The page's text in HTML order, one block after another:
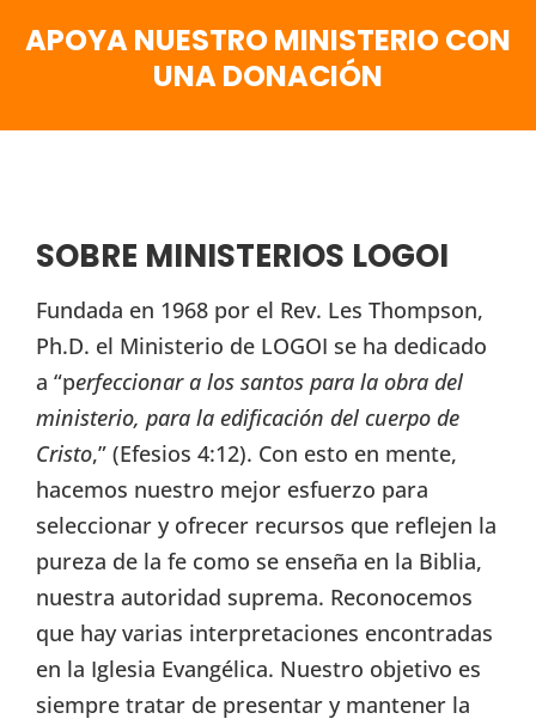
APOYA NUESTRO MINISTERIO CON
UNA DONACIÓN
SOBRE MINISTERIOS LOGOI
Fundada en 1968 por el Rev. Les Thompson,
Ph.D. el Ministerio de LOGOI se ha dedicado
a “perfeccionar a los santos para la obra del
ministerio, para la edificación del cuerpo de
Cristo,” (Efesios 4:12). Con esto en mente,
hacemos nuestro mejor esfuerzo para
seleccionar y ofrecer recursos que reflejen la
pureza de la fe como se enseña en la Biblia,
nuestra autoridad suprema. Reconocemos
que hay varias interpretaciones encontradas
en la Iglesia Evangélica. Nuestro objetivo es
siempre tratar de presentar y mantener la